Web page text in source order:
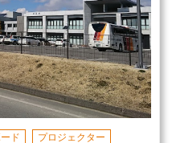
ド
プロジェクター